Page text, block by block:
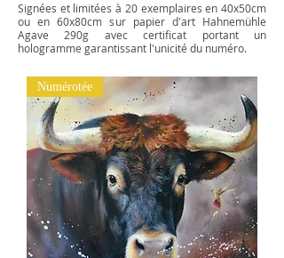
Signées et limitées à 20 exemplaires en 40x50cm
ou en 60x80cm sur papier d'art Hahnemühle
Agave 290g avec certificat portant un
hologramme garantissant l'unicité du numéro.
Numérotée